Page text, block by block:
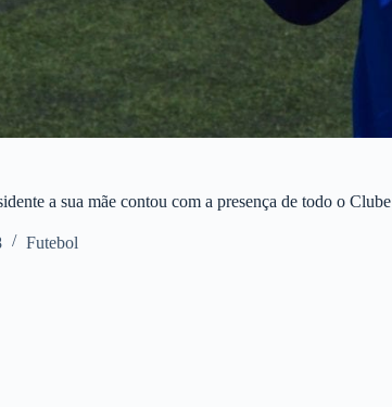
a sua mãe contou com a presença de todo o Clube
Futebol